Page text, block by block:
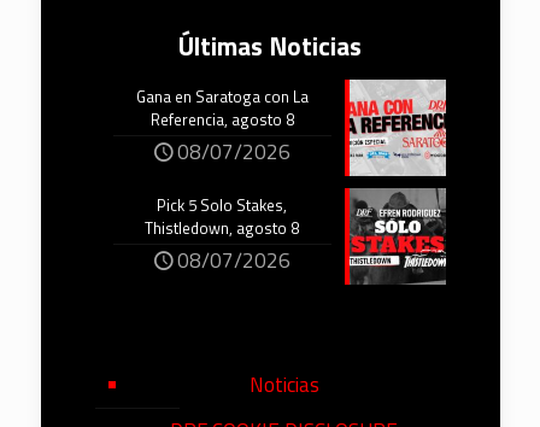
Últimas Noticias
Gana en Saratoga con La
Referencia, agosto 8
08/07/2026
Pick 5 Solo Stakes,
Thistledown, agosto 8
08/07/2026
Noticias